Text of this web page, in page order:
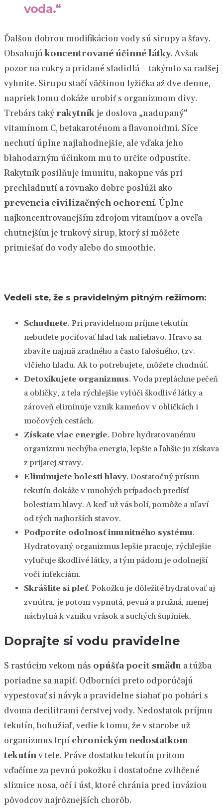
voda.“
Ďalšou dobrou modifikáciou vody sú sirupy a šťavy.
Obsahujúkoncentrované účinné látky. Avšak
pozor na cukry a pridané sladidlá – takýmto sa radšej
vyhnite. Sirupu stačí väčšinou lyžička až dve denne,
napriek tomu dokáže urobiť s organizmom divy.
Trebárs takýrakytníkje doslova „nadupaný“
vitamínom C, betakaroténom a flavonoidmi. Síce
nechutí úplne najlahodnejšie, ale vďaka jeho
blahodarným účinkom mu to určite odpustíte.
Rakytník posilňuje imunitu, nakopne vás pri
prechladnutí a rovnako dobre poslúži ako
prevencia civilizačných ochorení. Úplne
najkoncentrovanejším zdrojom vitamínov a oveľa
chutnejším je trnkový sirup, ktorý si môžete
primiešať do vody alebo do smoothie.
Vedeli ste, že s pravidelným pitným režimom:
Schudnete. Pri pravidelnom príjme tekutín
nebudete pociťovať hlad tak naliehavo. Hravo sa
zbavíte najmä zradného a často falošného, tzv.
vlčieho hladu. Ak to potrebujete, môžete chudnúť.
Detoxikujete organizmus. Voda prepláchne pečeň
a obličky, z tela rýchlejšie vylúči škodlivé látky a
zároveň eliminuje vznik kameňov v obličkách i
močových cestách.
Získate viac energie. Dobre hydratovanému
organizmu nechýba energia, lepšie a ľahšie ju získava
z prijatej stravy.
Eliminujete bolesti hlavy. Dostatočný prísun
tekutín dokáže v mnohých prípadoch predísť
bolestiam hlavy. A keď už vás bolí, pomôže a uľaví
od tých najhorších stavov.
Podporíte odolnosť imunitného systému.
Hydratovaný organizmus lepšie pracuje, rýchlejšie
vylučuje škodlivé látky, a tým pádom je odolnejší
voči infekciám.
Skrášlite si pleť. Pokožku je dôležité hydratovať aj
zvnútra, je potom vypnutá, pevná a pružná, menej
náchylná k vzniku vrások a suchých šupiniek.
Doprajte si vodu pravidelne
S rastúcim vekom nás opúšťa pocit smädu a túžba
poriadne sa napiť. Odborníci preto odporúčajú
vypestovať si návyk a pravidelne siahať po pohári s
dvoma decilitrami čerstvej vody. Nedostatok príjmu
tekutín, bohužiaľ, vedie k tomu, že v starobe už
organizmus trpí chronickým nedostatkom
tekutínv tele. Práve dostatku tekutín pritom
vďačíme za pevnú pokožku i dostatočne zvlhčené
sliznice nosa, očí i úst, ktoré chránia pred inváziou
pôvodcov najrôznejších chorôb.